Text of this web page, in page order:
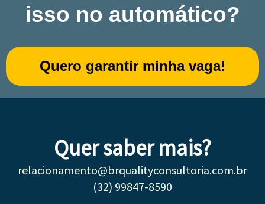
isso no automático?
Quero garantir minha vaga!
Quer saber mais?
relacionamento@brqualityconsultoria.com.br
(32) 99847-8590